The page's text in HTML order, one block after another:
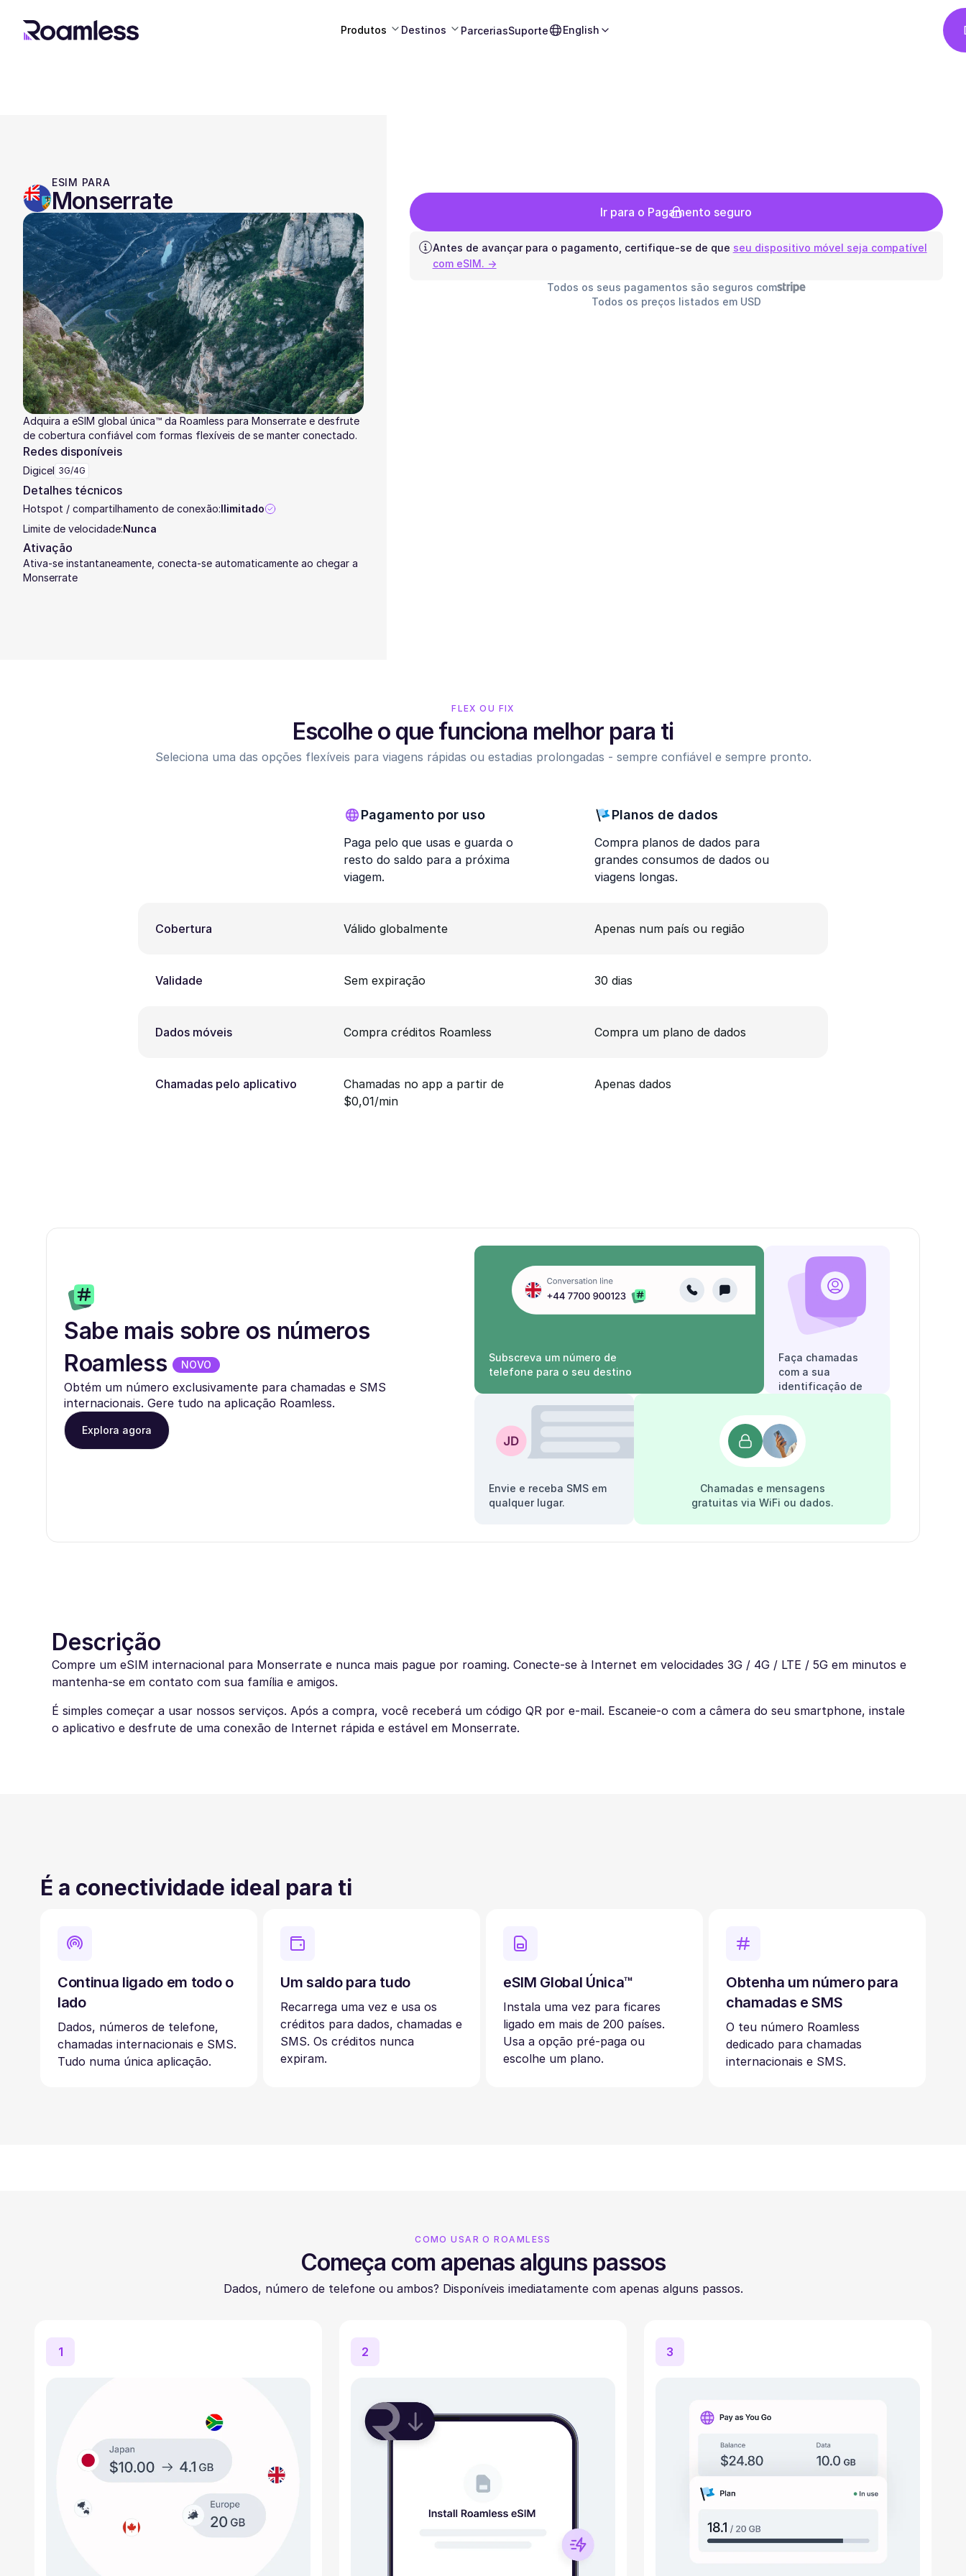
Produtos Destinos ParceriasSuporte English
ESIM PARA
Monserrate
Adquira a eSIM global única™ da Roamless para Monserrate e desfrute
de cobertura confiável com formas flexíveis de se manter conectado.
Redes disponíveis
Digicel 3G/4G
Detalhes técnicos
Hotspot / compartilhamento de conexão:Ilimitado
Limite de velocidade:Nunca
Ativação
Ativa-se instantaneamente, conecta-se automaticamente ao chegar a
Monserrate
Ir para o Pagamento seguro
Antes de avançar para o pagamento, certifique-se de que seu dispositivo móvel seja compatível
com eSIM. →
Todos os seus pagamentos são seguros com
Todos os preços listados em USD
FLEX OU FIX
Escolhe o que funciona melhor para ti
Seleciona uma das opções flexíveis para viagens rápidas ou estadias prolongadas - sempre confiável e sempre pronto.
Pagamento por uso
Paga pelo que usas e guarda o
resto do saldo para a próxima
viagem.
Planos de dados
Compra planos de dados para
grandes consumos de dados ou
viagens longas.
Cobertura Válido globalmente Apenas num país ou região
Validade Sem expiração 30 dias
Dados móveis Compra créditos Roamless Compra um plano de dados
Chamadas pelo aplicativo
Chamadas no app a partir de
$0,01/min
Apenas dados
Sabe mais sobre os números
Roamless
NOVO
Obtém um número exclusivamente para chamadas e SMS
internacionais. Gere tudo na aplicação Roamless.
Explora agora
Subscreva um número de
telefone para o seu destino
Faça chamadas
com a sua
identificação de
Envie e receba SMS em
qualquer lugar.
Chamadas e mensagens
gratuitas via WiFi ou dados.
Descrição
Compre um eSIM internacional para Monserrate e nunca mais pague por roaming. Conecte-se à Internet em velocidades 3G / 4G / LTE / 5G em minutos e
mantenha-se em contato com sua família e amigos.
É simples começar a usar nossos serviços. Após a compra, você receberá um código QR por e-mail. Escaneie-o com a câmera do seu smartphone, instale
o aplicativo e desfrute de uma conexão de Internet rápida e estável em Monserrate.
É a conectividade ideal para ti
Continua ligado em todo o
lado
Dados, números de telefone,
chamadas internacionais e SMS.
Tudo numa única aplicação.
Um saldo para tudo
Recarrega uma vez e usa os
créditos para dados, chamadas e
SMS. Os créditos nunca
expiram.
eSIM Global Única™
Instala uma vez para ficares
ligado em mais de 200 países.
Usa a opção pré-paga ou
escolhe um plano.
Obtenha um número para
chamadas e SMS
O teu número Roamless
dedicado para chamadas
internacionais e SMS.
COMO USAR O ROAMLESS
Começa com apenas alguns passos
Dados, número de telefone ou ambos? Disponíveis imediatamente com apenas alguns passos.
1 2 3